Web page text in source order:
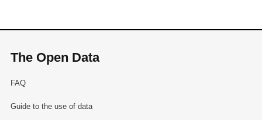
The Open Data
FAQ
Guide to the use of data